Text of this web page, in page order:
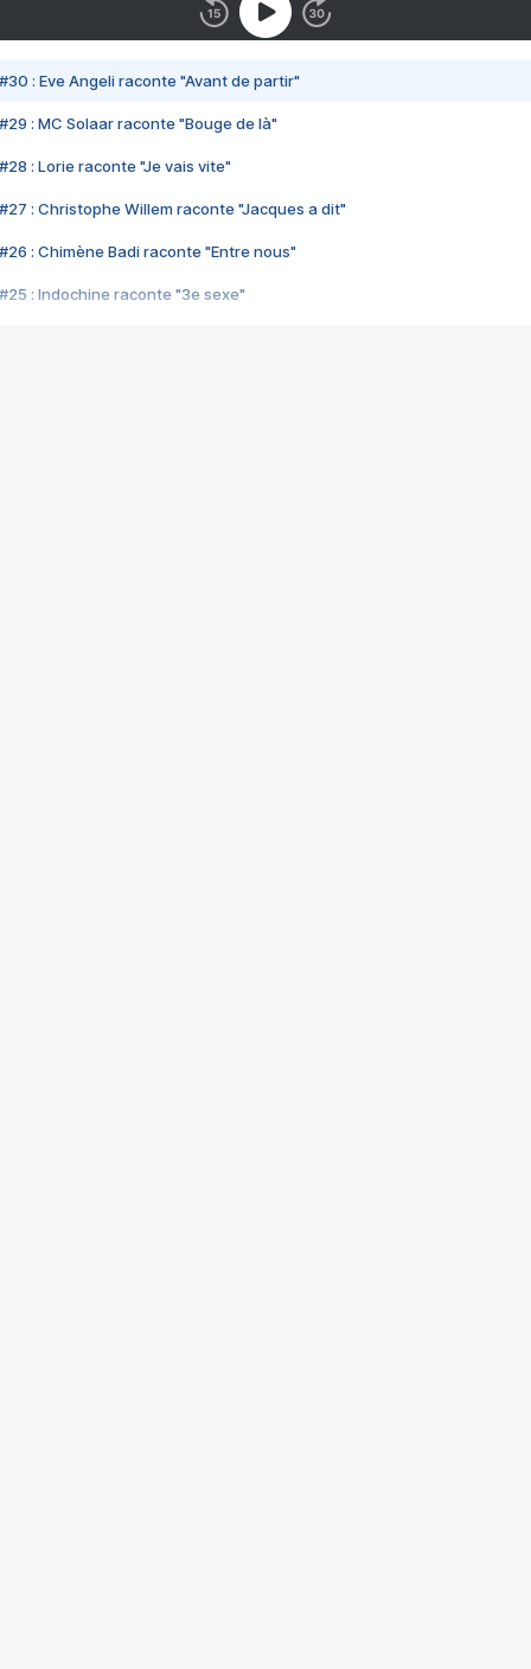
#30 : Eve Angeli raconte "Avant de partir"
#29 : MC Solaar raconte "Bouge de là"
#28 : Lorie raconte "Je vais vite"
#27 : Christophe Willem raconte "Jacques a dit"
#26 : Chimène Badi raconte "Entre nous"
#25 : Indochine raconte "3e sexe"